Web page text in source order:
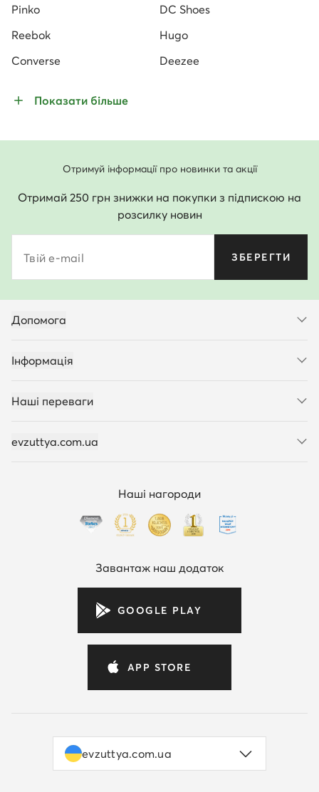
Pinko
DC Shoes
Reebok
Hugo
Converse
Deezee
Показати більше
Отримуй інформації про новинки та акції
Отримай 250 грн знижки на покупки з підпискою на
розсилку новин
Твій e-mail ЗБЕРЕГТИ
Допомога
Інформація
Наші переваги
evzuttya.com.ua
Наші нагороди
Завантаж наш додаток
GOOGLE PLAY
APP STORE
evzuttya.com.ua